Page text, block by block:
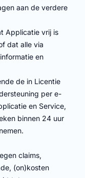
aan de verdere
Applicatie vrij is
dat alle via
en
de in Licentie
per e-
en Service,
binnen 24 uur
claims,
(on)kosten